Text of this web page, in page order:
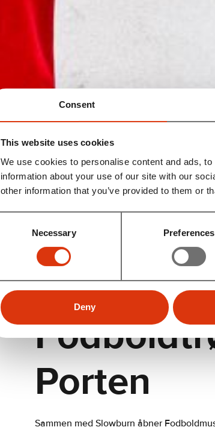
Consent
This website uses cookies
We use cookies to personalise content and ads,
information about your use of our site with our
other information that you’ve provided to them or
Necessary Preferences
Deny
Porten
Sammen med Slowburn åbner